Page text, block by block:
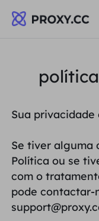
Proxies
Proxy
Proxy
Preços
PROCURAÇÃO
Proxy
Data for AI
Soluções
Sua
Se tiver alguma
Política ou se
com o
pode contactar-